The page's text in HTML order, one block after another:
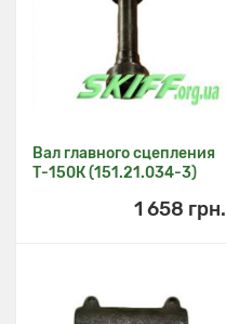
Вал главного сцепления
Т-150К (151.21.034-3)
1 658 грн.